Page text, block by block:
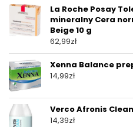
La Roche Posay
mineralny Cera
Beige 10 g
62,99zł
Xenna Balance
14,99zł
Verco Afronis
14,39zł